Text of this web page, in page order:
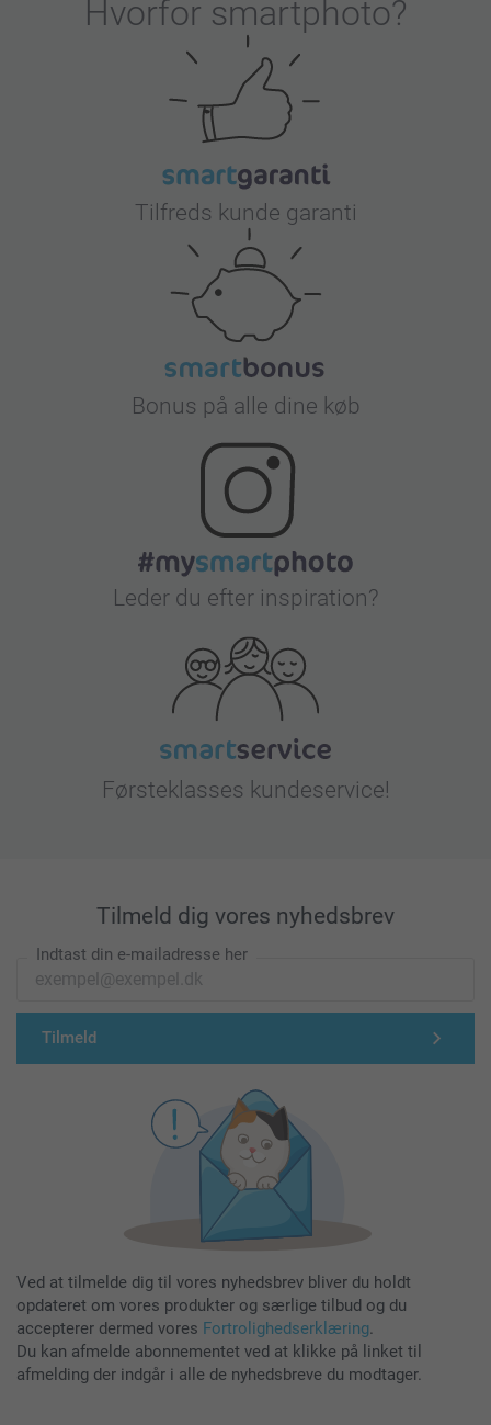
Hvorfor smartphoto?
Tilfreds kunde garanti
Bonus på alle dine køb
Leder du efter inspiration?
Førsteklasses kundeservice!
Tilmeld dig vores nyhedsbrev
Indtast din e-mailadresse her
Tilmeld
Ved at tilmelde dig til vores nyhedsbrev bliver du holdt
opdateret om vores produkter og særlige tilbud og du
accepterer dermed vores Fortrolighedserklæring.
Du kan afmelde abonnementet ved at klikke på linket til
afmelding der indgår i alle de nyhedsbreve du modtager.